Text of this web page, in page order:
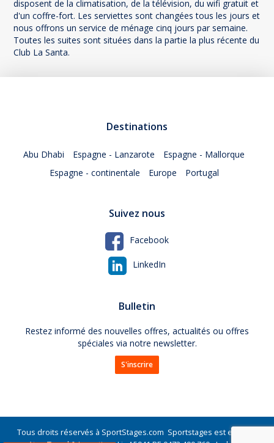
disposent de la climatisation, de la télévision, du wifi gratuit et
d'un coffre-fort. Les serviettes sont changées tous les jours et
nous offrons un service de ménage cinq jours par semaine.
Toutes les suites sont situées dans la partie la plus récente du
Club La Santa.
Destinations
Abu Dhabi Espagne - Lanzarote
Espagne - Mallorque
Espagne - continentale
Europe Portugal
Suivez nous
Facebook
LinkedIn
Bulletin
Restez informé des nouvelles offres, actualités ou offres
spéciales via notre newsletter.
S'inscrire
Tous droits réservés à SportStages.com Sportstages est exploité